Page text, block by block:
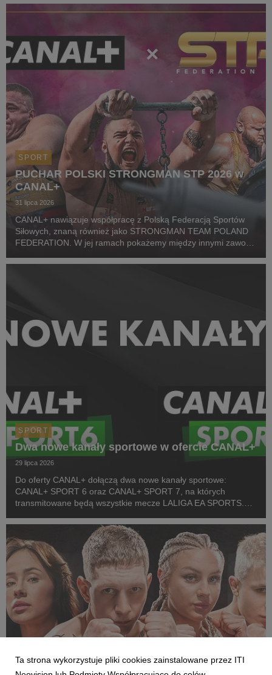
startowych naszego zawodnika podczas
SPORT
PUCHAR POLSKI STRONGMAN STP 2026 w
CANAL+
31 lipca 2026
CANAL+ nawiązuje współpracę z Polską Federacją Sportów
Siłowych, znaną również jako STRONGMAN TEAM POLAND
FEDERATION. W jej ramach pokażemy między innymi zawody
Pierwszym wydarzeniem prezentowanym w CANAL+ SPORT 5
SPORT
Dwa nowe kanały sportowe w ofercie CANAL+
29 lipca 2026
Do oferty CANAL+ dołączą dwa nowe kanały sportowe:
CANAL+ SPORT 6 oraz CANAL+ SPORT 7, na których
transmitowane będą wszystkie mecze LALIGA EA SPORTS.
pierwszej kolejki sezonu 2026/27 ligi hiszpańskiej, po formaln...
Ta strona wykorzystuje pliki cookies zainstalowane przez ITI